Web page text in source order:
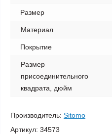
Размер
Материал
Покрытие
Размер
присоединительного
квадрата, дюйм
Производитель: Sitomo
Артикул: 34573